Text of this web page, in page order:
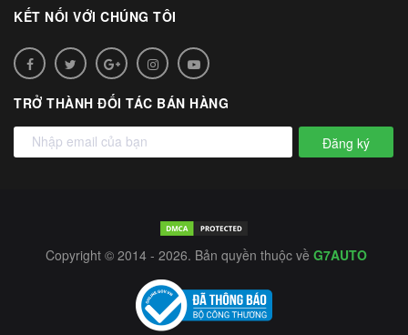
KẾT NỐI VỚI CHÚNG TÔI
TRỞ THÀNH ĐỐI TÁC BÁN HÀNG
Đăng ký
Copyright © 2014 - 2026. Bản quyền thuộc về G7AUTO